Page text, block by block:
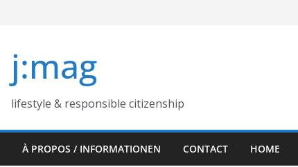
j:mag
lifestyle & responsible citizenship
À PROPOS / INFORMATIONEN CONTACT HOME